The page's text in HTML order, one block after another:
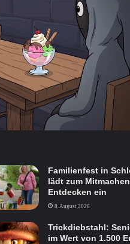
Familienfest in
lädt zum
Entdecken ein
8. August 2026
Trickdiebstahl:
im Wert von 1.500